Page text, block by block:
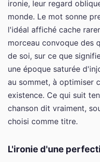
ironie, leur regard
monde. Le mot sonne
l'idéal affiché cache
morceau convoque des
de soi, sur ce que
une époque saturée
au sommet, à optimiser
existence. Ce qui suit
chanson dit vraiment,
choisi comme titre.
L'ironie d'une